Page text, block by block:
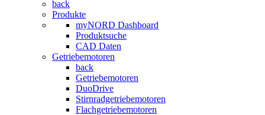
back
Produkte
myNORD Dashboard
Produktsuche
CAD Daten
Getriebemotoren
back
Getriebemotoren
DuoDrive
Stirnradgetriebemotoren
Flachgetriebemotoren